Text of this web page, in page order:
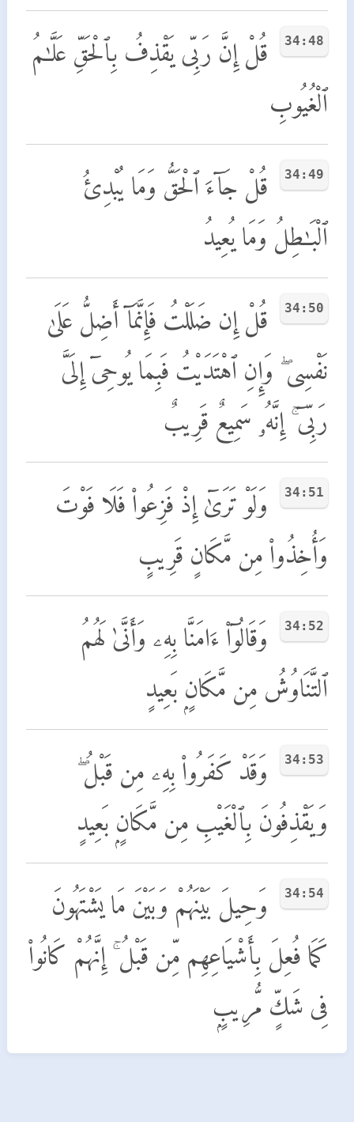
34:48
قُلْ إِنَّ رَبِّى يَقْذِفُ بِٱلْحَقِّ عَلَّـٰمُ
ٱلْغُيُوبِ
34:49
قُلْ جَآءَ ٱلْحَقُّ وَمَا يُبْدِئُ
ٱلْبَـٰطِلُ وَمَا يُعِيدُ
34:50
قُلْ إِن ضَلَلْتُ فَإِنَّمَآ أَضِلُّ عَلَىٰ
نَفْسِى ۖ وَإِنِ ٱهْتَدَيْتُ فَبِمَا يُوحِىٓ إِلَىَّ
رَبِّىٓ ۚ إِنَّهُۥ سَمِيعٌ قَرِيبٌ
34:51
وَلَوْ تَرَىٰٓ إِذْ فَزِعُوا۟ فَلَا فَوْتَ
وَأُخِذُوا۟ مِن مَّكَانٍ قَرِيبٍ
34:52
وَقَالُوٓا۟ ءَامَنَّا بِهِۦ وَأَنَّىٰ لَهُمُ
ٱلتَّنَاوُشُ مِن مَّكَانٍۭ بَعِيدٍ
34:53
وَقَدْ كَفَرُوا۟ بِهِۦ مِن قَبْلُ ۖ
وَيَقْذِفُونَ بِٱلْغَيْبِ مِن مَّكَانٍۭ بَعِيدٍ
34:54
وَحِيلَ بَيْنَهُمْ وَبَيْنَ مَا يَشْتَهُونَ
كَمَا فُعِلَ بِأَشْيَاعِهِم مِّن قَبْلُ ۚ إِنَّهُمْ كَانُوا۟
فِى شَكٍّ مُّرِيبٍۭ